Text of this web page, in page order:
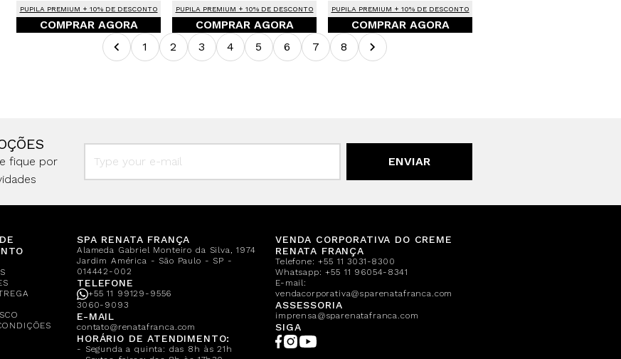
PUPILA PREMIUM + 10% DE DESCONTO
COMPRAR AGORA
PUPILA PREMIUM + 10% DE DESCONTO
COMPRAR AGORA
PUPILA PREMIUM + 10% DE DESCONTO
COMPRAR AGORA
1
2 3 4 5 6 7 8
fique por
ENVIAR
SPA RENATA FRANÇA
Alameda Gabriel Monteiro da Silva, 1974
Jardim América - São Paulo - SP -
014442-002
TELEFONE
+55 11 99129-9556
3060-9093
E-MAIL
contato@renatafranca.com
HORÁRIO DE ATENDIMENTO:
- Segunda a quinta: das 8h às 21h
VENDA CORPORATIVA DO CREME
RENATA FRANÇA
Telefone:+55 11 3031-8300
Whatsapp:+55 11 96054-8341
E-mail:
vendacorporativa@sparenatafranca.com
ASSESSORIA
imprensa@sparenatafranca.com
SIGA